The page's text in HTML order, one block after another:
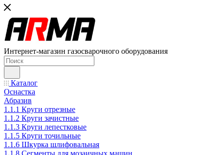
Интернет-магазин газосварочного оборудования
Каталог
Оснастка
Абразив
1.1.1 Круги отрезные
1.1.2 Круги зачистные
1.1.3 Круги лепестковые
1.1.5 Круги точильные
1.1.6 Шкурка шлифовальная
1.1.8 Сегменты для мозаичных машин